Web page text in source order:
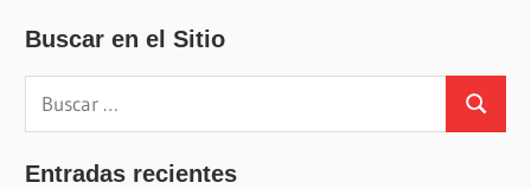
Buscar en el Sitio
Buscar:
Buscar
Entradas recientes